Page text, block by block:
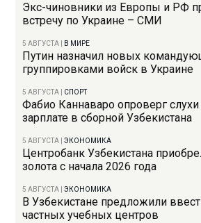
Экс-чиновники из Европы и РФ
встречу по Украине – СМИ
5 АВГУСТА В МИРЕ
Путин назначил новых
группировками войск в Украине
5 АВГУСТА СПОРТ
Фабио Каннаваро опроверг
зарплате в сборной Узбекистана
5 АВГУСТА |ЭКОНОМИКА
Центробанк Узбекистана
золота с начала 2026 года
5 АВГУСТА |ЭКОНОМИКА
В Узбекистане предложили
частных учебных центров